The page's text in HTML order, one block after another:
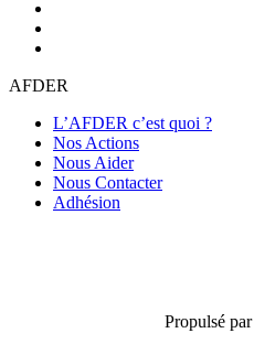
AFDER
L’AFDER c’est quoi ?
Nos Actions
Nous Aider
Nous Contacter
Adhésion
Propulsé par